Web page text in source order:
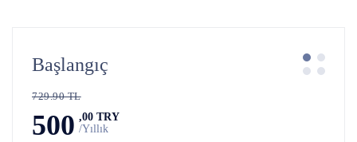
Başlangıç
729.90 TL
500 ,00 TRY
/Yıllık